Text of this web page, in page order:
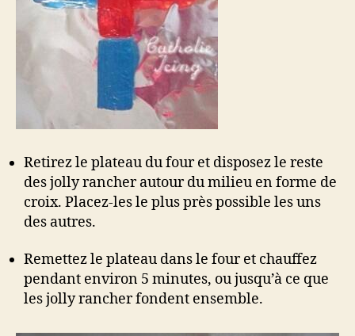
Retirez le plateau du four et disposez le reste
des jolly rancher autour du milieu en forme de
croix. Placez-les le plus près possible les uns
des autres.
Remettez le plateau dans le four et chauffez
pendant environ 5 minutes, ou jusqu’à ce que
les jolly rancher fondent ensemble.